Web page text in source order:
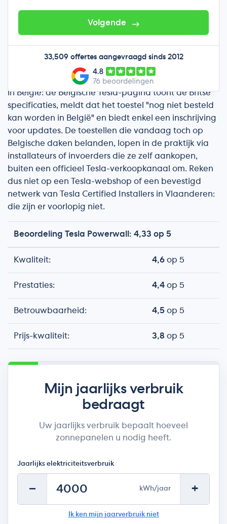
Volgende
33,509 offertes aangevraagd sinds 2012
besteld kan worden in België"; u kunt er enkel
updates aanvragen. De tweede is de prijs, die stevig
in de premiumklasse zit, samen met Huawei, SMA
Home Storage en Sigenergy.
Even de lucht klaren, want daar bestaat verwarring
over. De Powerwall 3 is niet officieel te koop bij Tesla
in België: de Belgische Tesla-pagina toont de Britse
specificaties, meldt dat het toestel "nog niet besteld
kan worden in België" en biedt enkel een inschrijving
voor updates. De toestellen die vandaag toch op
Belgische daken belanden, lopen in de praktijk via
installateurs of invoerders die ze zelf aankopen,
buiten een officieel Tesla-verkoopkanaal om. Reken
dus niet op een Tesla-webshop of een bevestigd
netwerk van Tesla Certified Installers in Vlaanderen:
die zijn er voorlopig niet.
Beoordeling Tesla Powerwall: 4,33 op 5
Kwaliteit: 4,6 op 5
Prestaties: 4,4 op 5
Betrouwbaarheid: 4,5 op 5
Prijs-kwaliteit: 3,8 op 5